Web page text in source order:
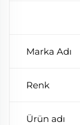
Marka Adı
Renk
Ürün adı